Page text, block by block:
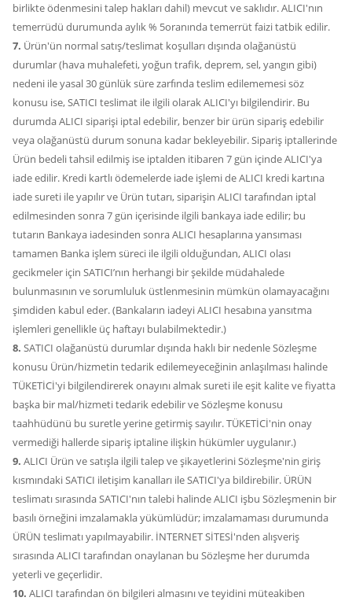
birlikte ödenmesini talep hakları dahil) mevcut ve saklıdır. ALICI'nın
temerrüdü durumunda aylık % 5oranında temerrüt faizi tatbik edilir.
7. Ürün'ün normal satış/teslimat koşulları dışında olağanüstü
durumlar (hava muhalefeti, yoğun trafik, deprem, sel, yangın gibi)
nedeni ile yasal 30 günlük süre zarfında teslim edilememesi söz
konusu ise, SATICI teslimat ile ilgili olarak ALICI'yı bilgilendirir. Bu
durumda ALICI siparişi iptal edebilir, benzer bir ürün sipariş edebilir
veya olağanüstü durum sonuna kadar bekleyebilir. Sipariş iptallerinde
Ürün bedeli tahsil edilmiş ise iptalden itibaren 7 gün içinde ALICI'ya
iade edilir. Kredi kartlı ödemelerde iade işlemi de ALICI kredi kartına
iade sureti ile yapılır ve Ürün tutarı, siparişin ALICI tarafından iptal
edilmesinden sonra 7 gün içerisinde ilgili bankaya iade edilir; bu
tutarın Bankaya iadesinden sonra ALICI hesaplarına yansıması
tamamen Banka işlem süreci ile ilgili olduğundan, ALICI olası
gecikmeler için SATICI’nın herhangi bir şekilde müdahalede
bulunmasının ve sorumluluk üstlenmesinin mümkün olamayacağını
şimdiden kabul eder. (Bankaların iadeyi ALICI hesabına yansıtma
işlemleri genellikle üç haftayı bulabilmektedir.)
8. SATICI olağanüstü durumlar dışında haklı bir nedenle Sözleşme
konusu Ürün/hizmetin tedarik edilemeyeceğinin anlaşılması halinde
TÜKETİCİ'yi bilgilendirerek onayını almak sureti ile eşit kalite ve fiyatta
başka bir mal/hizmeti tedarik edebilir ve Sözleşme konusu
taahhüdünü bu suretle yerine getirmiş sayılır. TÜKETİCİ'nin onay
vermediği hallerde sipariş iptaline ilişkin hükümler uygulanır.)
9. ALICI Ürün ve satışla ilgili talep ve şikayetlerini Sözleşme'nin giriş
kısmındaki SATICI iletişim kanalları ile SATICI'ya bildirebilir. ÜRÜN
teslimatı sırasında SATICI'nın talebi halinde ALICI işbu Sözleşmenin bir
basılı örneğini imzalamakla yükümlüdür; imzalamaması durumunda
ÜRÜN teslimatı yapılmayabilir. İNTERNET SİTESİ'nden alışveriş
sırasında ALICI tarafından onaylanan bu Sözleşme her durumda
yeterli ve geçerlidir.
10. ALICI tarafından ön bilgileri almasını ve teyidini müteakiben